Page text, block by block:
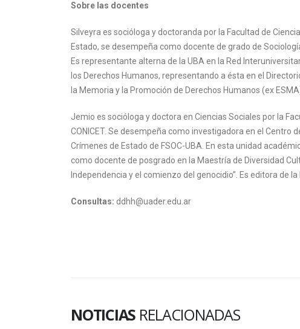
Sobre las docentes
Silveyra es socióloga y doctoranda por la Facultad de
Estado, se desempeña como docente de grado de
Es representante alterna de la UBA en la Red
los Derechos Humanos, representando a ésta en el
la Memoria y la Promoción de Derechos Humanos (ex
Jemio es socióloga y doctora en Ciencias Sociales por la
CONICET. Se desempeña como investigadora en el Centro
Crímenes de Estado de FSOC-UBA. En esta unidad
como docente de posgrado en la Maestría de Diversidad
Independencia y el comienzo del genocidio”. Es editora de
Consultas: ddhh@uader.edu.ar
NOTICIAS RELACIONADAS